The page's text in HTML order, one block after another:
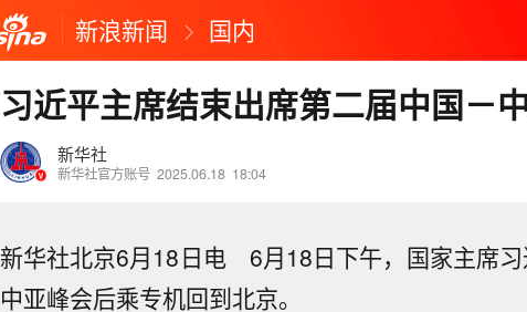
新浪新闻 国内
习近平主席结束出席第二届中国－
新华社
新华社官方账号 2025.06.18 18:04
新华社北京6月18日电 6月18日下午，国家主席
中亚峰会后乘专机回到北京。